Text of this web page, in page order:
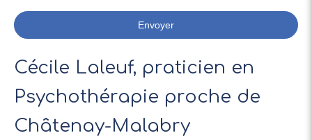
Envoyer
Cécile Laleuf, praticien en
Psychothérapie proche de
Châtenay-Malabry